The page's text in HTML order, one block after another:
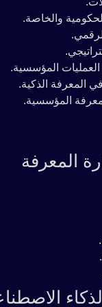
والخاصة.
المؤسسية.
في المعرفة الذكية.
المؤسسية.
المعرفة